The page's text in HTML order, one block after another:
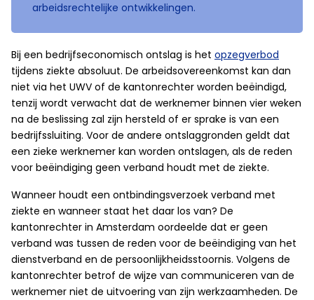
arbeidsrechtelijke ontwikkelingen.
Bij een bedrijfseconomisch ontslag is het opzegverbod
tijdens ziekte absoluut. De arbeidsovereenkomst kan dan
niet via het UWV of de kantonrechter worden beëindigd,
tenzij wordt verwacht dat de werknemer binnen vier weken
na de beslissing zal zijn hersteld of er sprake is van een
bedrijfssluiting. Voor de andere ontslaggronden geldt dat
een zieke werknemer kan worden ontslagen, als de reden
voor beëindiging geen verband houdt met de ziekte.
Wanneer houdt een ontbindingsverzoek verband met
ziekte en wanneer staat het daar los van? De
kantonrechter in Amsterdam oordeelde dat er geen
verband was tussen de reden voor de beëindiging van het
dienstverband en de persoonlijkheidsstoornis. Volgens de
kantonrechter betrof de wijze van communiceren van de
werknemer niet de uitvoering van zijn werkzaamheden. De